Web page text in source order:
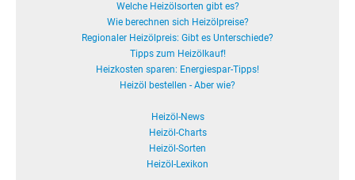
Welche Heizölsorten gibt es?
Wie berechnen sich Heizölpreise?
Regionaler Heizölpreis: Gibt es Unterschiede?
Tipps zum Heizölkauf!
Heizkosten sparen: Energiespar-Tipps!
Heizöl bestellen - Aber wie?
Heizöl-News
Heizöl-Charts
Heizöl-Sorten
Heizöl-Lexikon